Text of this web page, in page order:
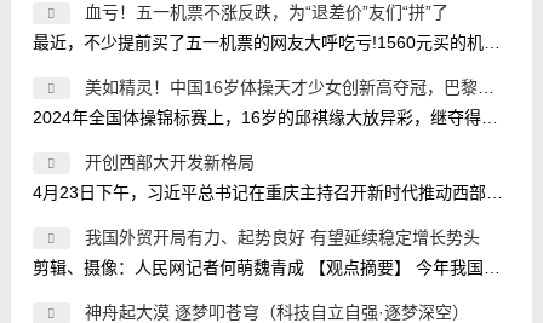
血亏！五一机票不涨反跌，为“退差价”友们“拼”了
最近，不少提前买了五一机票的网友大呼吃亏!1560元买的机票现在卖580元，关键是我3个人，意味着白送了3K;买的时候1800元，现在800元?我还两
美如精灵！中国16岁体操天才少女创新高夺冠，巴黎奥运冲金有
2024年全国体操锦标赛上，16岁的邱祺缘大放异彩，继夺得全能金牌之后，又在高低杠比赛中放大招，使用了目前高低杠比赛的最高难度7.2，
开创西部大开发新格局
4月23日下午，习近平总书记在重庆主持召开新时代推动西部大开发座谈会，强调进一步形成大保护、大开放、高质量发展新格局，提升区域
我国外贸开局有力、起势良好 有望延续稳定增长势头
神舟起大漠 逐梦叩苍穹（科技自立自强·逐梦深空）